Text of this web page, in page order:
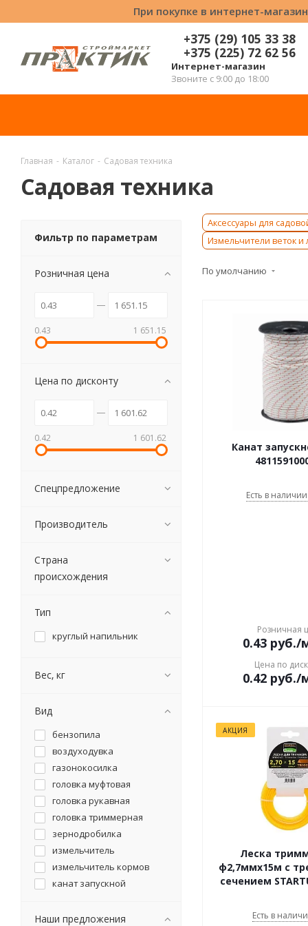
При покупке в интернет-
+375 (29) 105 33 38
+375 (225) 72 62 56
Интернет-магазин
Звоните с 9:00 до 18:00
Главная - Каталог - Садовая техника
Садовая техника
Аксессуары для
Измельчители веток и
По умолчанию
Канат
Есть в
Розничная
0.43 руб./
Цена по
0.42 руб./
АКЦИЯ
Леска
ф2,7ммх15м с
сечением
Есть в
Фильтр по параметрам
Розничная цена
0.43 1 651.15
Цена по дисконту
0.42 1 601.62
Спецпредложение
Производитель
Страна
происхождения
Тип
круглый напильник
Вес, кг
Вид
бензопила
воздуходувка
газонокосилка
головка муфтовая
головка рукавная
головка триммерная
зернодробилка
измельчитель
измельчитель кормов
канат запускной
кусторез
Наши предложения